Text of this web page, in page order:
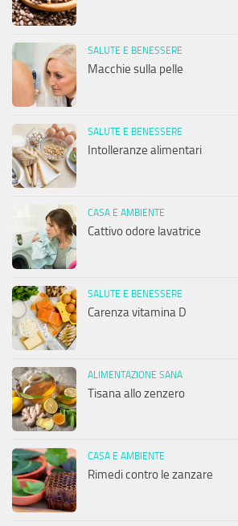
SALUTE E BENESSERE
Macchie sulla pelle
SALUTE E BENESSERE
Intolleranze alimentari
CASA E AMBIENTE
Cattivo odore lavatrice
SALUTE E BENESSERE
Carenza vitamina D
ALIMENTAZIONE SANA
Tisana allo zenzero
CASA E AMBIENTE
Rimedi contro le zanzare